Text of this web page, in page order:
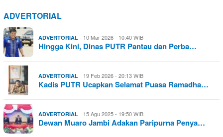
ADVERTORIAL
ADVERTORIAL 10 Mar 2026 - 10:40 WIB
Hingga Kini, Dinas PUTR Pantau dan Perba…
ADVERTORIAL 19 Feb 2026 - 20:13 WIB
Kadis PUTR Ucapkan Selamat Puasa Ramadha…
ADVERTORIAL 15 Agu 2025 - 19:50 WIB
Dewan Muaro Jambi Adakan Paripurna Penya…